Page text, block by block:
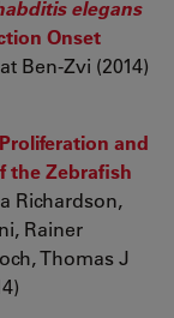
elegans
Onset
Ben-Zvi (2014)
and
the Zebrafish
Richardson,
Rainer
Thomas J